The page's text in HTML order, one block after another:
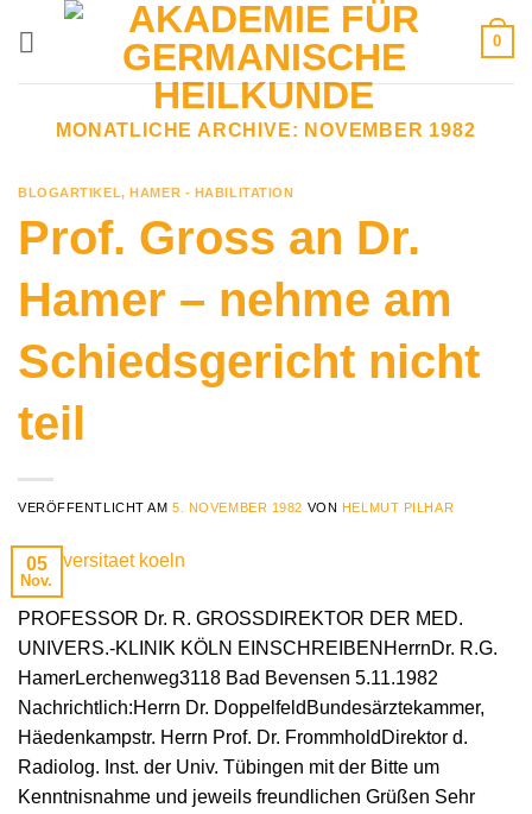
0
MONATLICHE ARCHIVE: NOVEMBER 1982
BLOGARTIKEL,HAMER - HABILITATION
Prof. Gross an Dr.
Hamer – nehme am
Schiedsgericht nicht
teil
VERÖFFENTLICHT AM5. NOVEMBER 1982 VON HELMUT PILHAR
05
Nov.
PROFESSOR Dr. R. GROSSDIREKTOR DER MED.
UNIVERS.-KLINIK KÖLN EINSCHREIBENHerrnDr. R.G.
HamerLerchenweg3118 Bad Bevensen 5.11.1982
Nachrichtlich:Herrn Dr. DoppelfeldBundesärztekammer,
Häedenkampstr. Herrn Prof. Dr. FrommholdDirektor d.
Radiolog. Inst. der Univ. Tübingen mit der Bitte um
Kenntnisnahme und jeweils freundlichen Grüßen Sehr